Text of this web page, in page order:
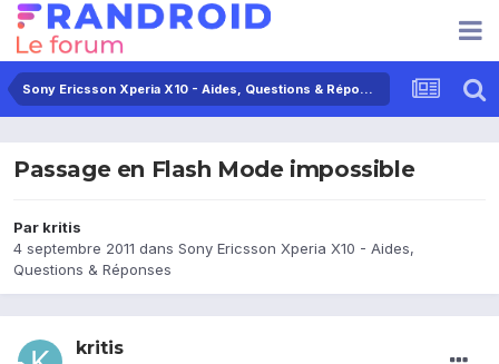
Sony Ericsson Xperia X10 - Aides, Questions & Réponses
Passage en Flash Mode impossible
Par kritis
4 septembre 2011 dans Sony Ericsson Xperia X10 - Aides,
Questions & Réponses
kritis